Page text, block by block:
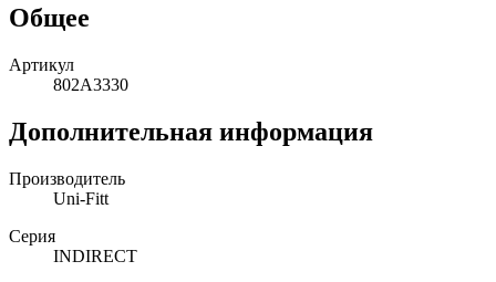
Общее
Артикул
802A3330
Дополнительная информация
Производитель
Uni-Fitt
Серия
INDIRECT